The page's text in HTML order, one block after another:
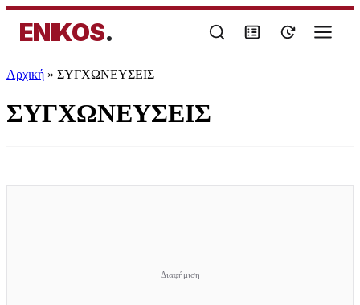
ENIKOS.
Αρχική » ΣΥΓΧΩΝΕΥΣΕΙΣ
ΣΥΓΧΩΝΕΥΣΕΙΣ